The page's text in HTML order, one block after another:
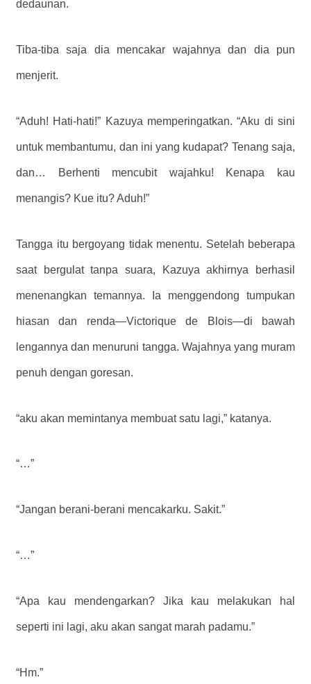
dedaunan.
Tiba-tiba saja dia mencakar wajahnya dan dia pun
menjerit.
“Aduh! Hati-hati!” Kazuya memperingatkan. “Aku di sini
untuk membantumu, dan ini yang kudapat? Tenang saja,
dan… Berhenti mencubit wajahku! Kenapa kau
menangis? Kue itu? Aduh!”
Tangga itu bergoyang tidak menentu. Setelah beberapa
saat bergulat tanpa suara, Kazuya akhirnya berhasil
menenangkan temannya. Ia menggendong tumpukan
hiasan dan renda—Victorique de Blois—di bawah
lengannya dan menuruni tangga. Wajahnya yang muram
penuh dengan goresan.
“aku akan memintanya membuat satu lagi,” katanya.
“…”
“Jangan berani-berani mencakarku. Sakit.”
“…”
“Apa kau mendengarkan? Jika kau melakukan hal
seperti ini lagi, aku akan sangat marah padamu.”
“Hm.”